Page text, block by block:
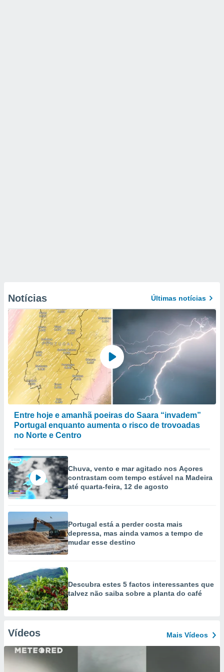
Notícias Últimas notícias
Entre hoje e amanhã poeiras do Saara “invadem”
Portugal enquanto aumenta o risco de trovoadas
no Norte e Centro
Chuva, vento e mar agitado nos Açores
contrastam com tempo estável na Madeira
até quarta-feira, 12 de agosto
Portugal está a perder costa mais
depressa, mas ainda vamos a tempo de
mudar esse destino
Descubra estes 5 factos interessantes que
talvez não saiba sobre a planta do café
Vídeos Mais Vídeos